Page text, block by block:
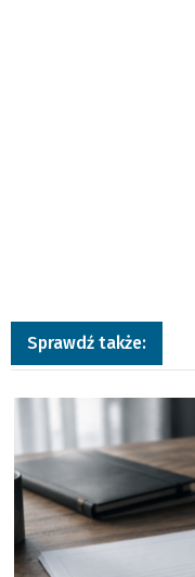
Sprawdź także:
a